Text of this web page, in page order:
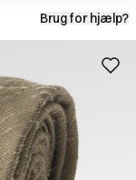
Brug for hjælp?